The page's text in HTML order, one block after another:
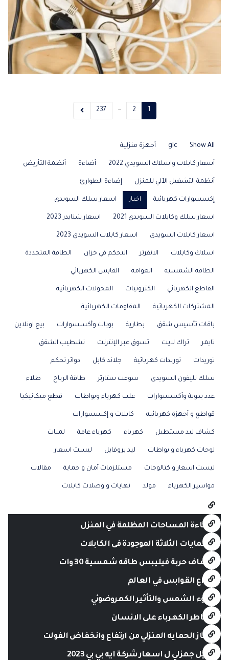
1
2
…
237
Show All
glc أجهزة منزلية
أسعار كابلات واسلاك السويدي 2022 أضاءة أنظمة التأريض
أنظمة التشغيل الآلي للمنزل إضاءة الطوارئ
إكسسوارات كهربائية اخبار اسعار سلك السويدى
اسعار سلك وكابلات السويدي 2021 اسعار شنايدر 2023
اسعار كابلات السويدى اسعار كابلات السويدي 2023
اسلاك وكابلات الانفرتر التحكم في خزان الطاقة المتجددة
الطاقه الشمسيه العوامه القابس الكهربائي
القاطع الكهربائي الكترونيات المحولات الكهربائية
المشتركات الكهربائية المقاومات الكهربائية
باقات تأسيس شقق بطارية بويات وأكسسوارات بيع اونلاين
تايمر تراك لايت تسوق عبر الإنترنت تشطيب الشقق
توريدات توريدات كهربائية جلاند كابل دوائر تحكم
سلك تليفون السويدى سوفت ستارتر طاقة الرياح طلاء
عدد يدوية وأكسسوارات علب كهرباء وبواطات قطع ميكانيكيا
قواطع و أجهزة كهربائيه كابلات و إكسسوارات
كشاف ليد مستطيل كهرباء كهرباء عامة لمبات
لوحات كهرباء و بواطات ليد بروفايل ليست اسعار
ليست اسعار و كتالوجات مستلزمات أمان و حماية مقالات
مواسير الكهرباء مولد نهايات و وصلات كابلات
إضاءة المساحات المظلمة في المنزل
الحمايات الثلاثة الموجودة فى الكابلات
كشاف حربة فيليبس طاقه شمسية 30 وات
أنواع القوابس في العالم
ضوء الشمس والتأثير الكهروضوئي
مخاطر الكهرباء على الانسان
جهاز الحمايه المنزلي من ارتفاع وانخفاض الفولت
دليل جهزلي ل اسعار شركة ايه بي بي 2023